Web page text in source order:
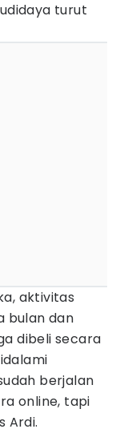
turut
aktivitas
bulan dan
dibeli secara
berjalan
online, tapi
Ardi.